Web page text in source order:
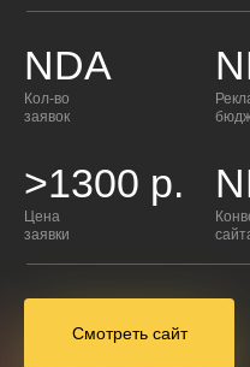
NDA
Кол-во
заявок
>1300 р.
Цена
заявки
Смотреть сайт